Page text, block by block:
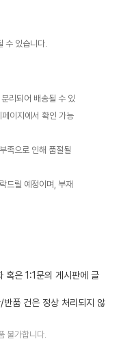
수 있습니다.
리되어 배송될 수 있
이지에서 확인 가능
족으로 인해 품절될
드릴 예정이며, 부재
혹은 1:1문의 게시판에 글
품 건은 정상 처리되지 않
불가합니다.